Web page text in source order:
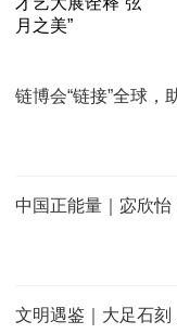
链博会“链接”全球，
中国正能量｜宓欣
文明遇鉴｜大足石